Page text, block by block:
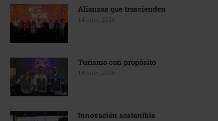
Alianzas que trascienden
14 julio, 2026
Turismo con propósito
14 julio, 2026
Innovación sostenible